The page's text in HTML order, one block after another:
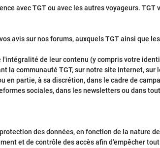
avec TGT ou avec les autres voyageurs. TGT
avis sur nos forums, auxquels TGT ainsi que
de leur contenu (y compris votre
communauté TGT, sur notre site Internet, sur
partie, à sa discrétion, dans le cadre de
sociales, dans les newsletters ou dans
des données, en fonction de la nature
et de contrôle des accès afin d'empêcher